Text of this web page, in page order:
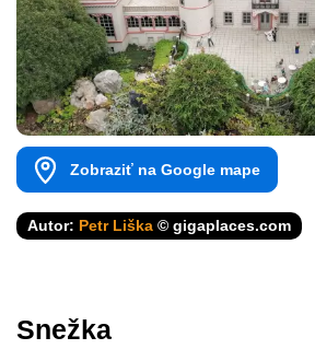
Zobraziť na Google mape
Autor: Petr Liška © gigaplaces.com
Snežka